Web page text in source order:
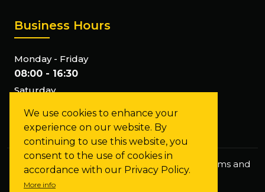
We use cookies to enhance your
experience on our website. By
continuing to use this website, you
consent to the use of cookies in
accordance with our Privacy Policy.
More info
Business Hours
Monday - Friday
08:00 - 16:30
Saturday
Closed
Privacy Policy Staff Mail FAQs
Terms and
Conditions